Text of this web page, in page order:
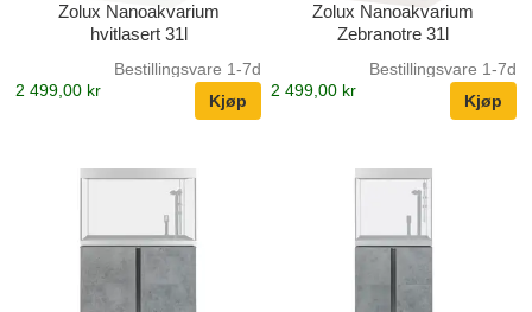
Zolux Nanoakvarium
hvitlasert 31l
Bestillingsvare 1-7d
2 499,00 kr
Zolux Nanoakvarium
Zebranotre 31l
Bestillingsvare 1-7d
2 499,00 kr